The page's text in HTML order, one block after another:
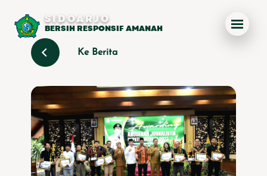
SIDOARJO
BERSIH RESPONSIF AMANAH
Ke Berita